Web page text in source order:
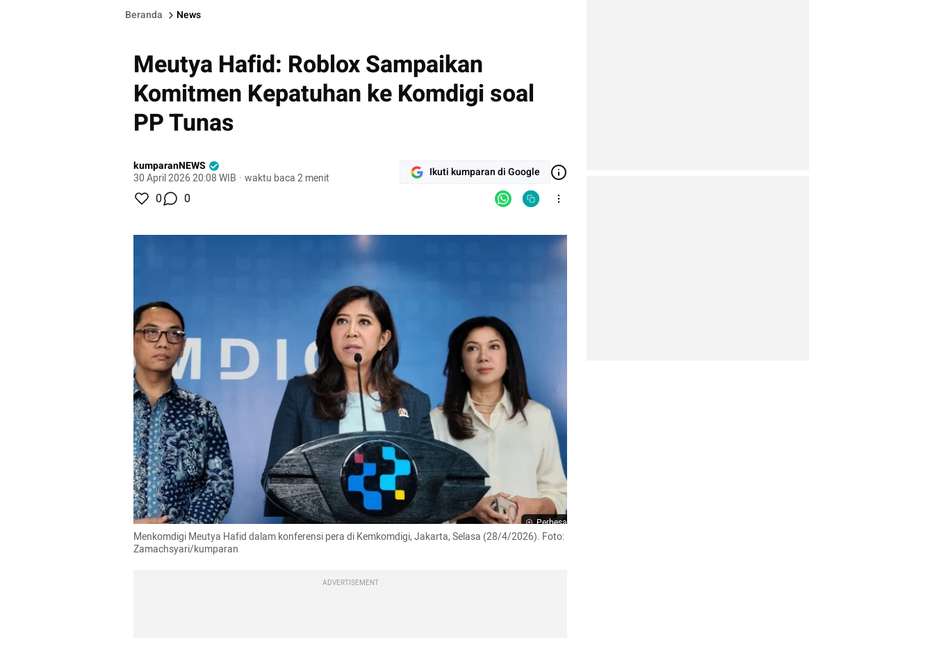
Beranda News
Meutya Hafid: Roblox Sampaikan
Komitmen Kepatuhan ke Komdigi soal
PP Tunas
kumparanNEWS
30 April 2026 20:08 WIB · waktu baca 2 menit Ikuti kumparan di Google
0 0
Perbesar
Menkomdigi Meutya Hafid dalam konferensi pera di Kemkomdigi, Jakarta, Selasa (28/4/2026). Foto:
Zamachsyari/kumparan
ADVERTISEMENT